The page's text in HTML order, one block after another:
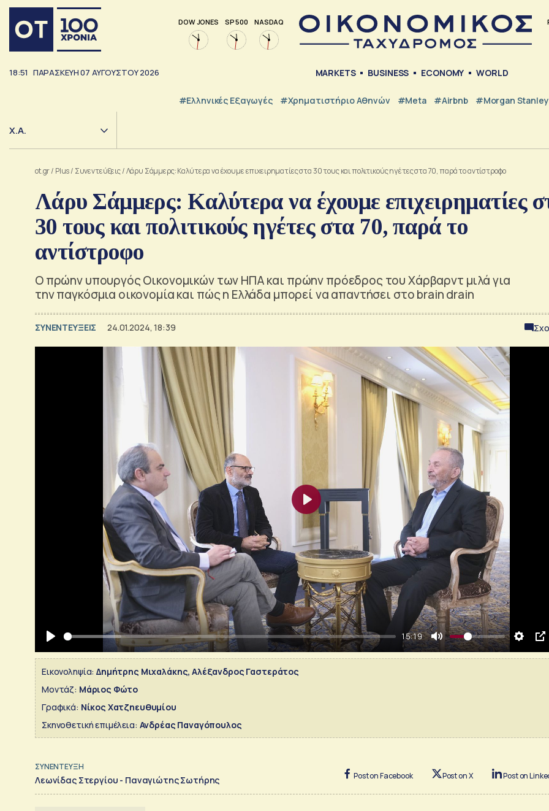
DOW JONES SP 500 NASDAQ
18:51 ΠΑΡΑΣΚΕΥΗ07 ΑΥΓΟΥΣΤΟΥ2026 MARKETS BUSINESS ECONOMY WORLD
#Ελληνικές Εξαγωγές #Χρηματιστήριο Αθηνών #Meta #Airbnb #Morgan Stanley
Χ.Α.
ot.gr/ Plus/ Συνεντεύξεις/Λάρυ Σάμμερς: Καλύτερα να έχουμε επιχειρηματίες στα 30 τους και πολιτικούς ηγέτες στα 70, παρά το αντίστροφο
Λάρυ Σάμμερς: Καλύτερα να έχουμε επιχειρηματίες
30 τους και πολιτικούς ηγέτες στα 70, παρά το
αντίστροφο
O πρώην υπουργός Οικονομικών των ΗΠΑ και πρώην πρόεδρος του Χάρβαρντ μιλά για
την παγκόσμια οικονομία και πώς η Ελλάδα μπορεί να απαντήσει στο brain drain
ΣΥΝΕΝΤΕΥΞΕΙΣ 24.01.2024, 18:39
15:19
Mute
Play
Εικονοληψία:Δημήτρης Μιχαλάκης, Αλέξανδρος Γαστεράτος
Μοντάζ: Μάριος Φώτο
Γραφικά: Νίκος Χατζηευθυμίου
Σκηνοθετική επιμέλεια: Ανδρέας Παναγόπουλος
ΣΥΝΕΝΤΕΥΞΗ
Λεωνίδας Στεργίου - Παναγιώτης Σωτήρης Post on Facebook Post on X Post on